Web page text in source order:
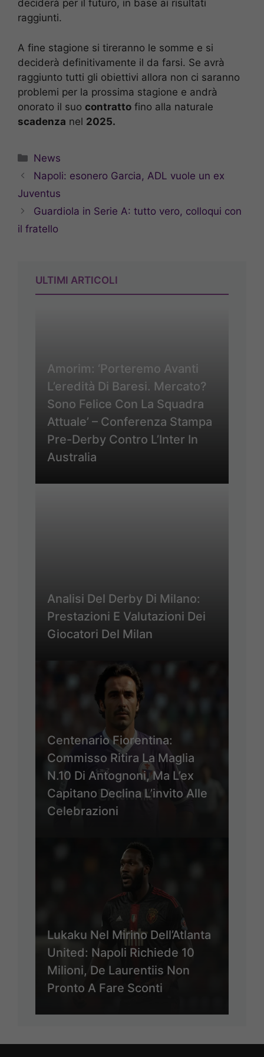
deciderà per il futuro, in base ai risultati
raggiunti.
A fine stagione si tireranno le somme e si
deciderà definitivamente il da farsi. Se avrà
raggiunto tutti gli obiettivi allora non ci saranno
problemi per la prossima stagione e andrà
onorato il suo contratto fino alla naturale
scadenza nel 2025.
Categorie
News
Napoli: esonero Garcia, ADL vuole un ex
Juventus
Guardiola in Serie A: tutto vero, colloqui con
il fratello
ULTIMI ARTICOLI
Amorim: ‘Porteremo Avanti
L’eredità Di Baresi. Mercato?
Sono Felice Con La Squadra
Attuale’ – Conferenza Stampa
Pre-Derby Contro L’Inter In
Australia
Analisi Del Derby Di Milano:
Prestazioni E Valutazioni Dei
Giocatori Del Milan
Centenario Fiorentina:
Commisso Ritira La Maglia
N.10 Di Antognoni, Ma L’ex
Capitano Declina L’invito Alle
Celebrazioni
Lukaku Nel Mirino Dell’Atlanta
United: Napoli Richiede 10
Milioni, De Laurentiis Non
Pronto A Fare Sconti